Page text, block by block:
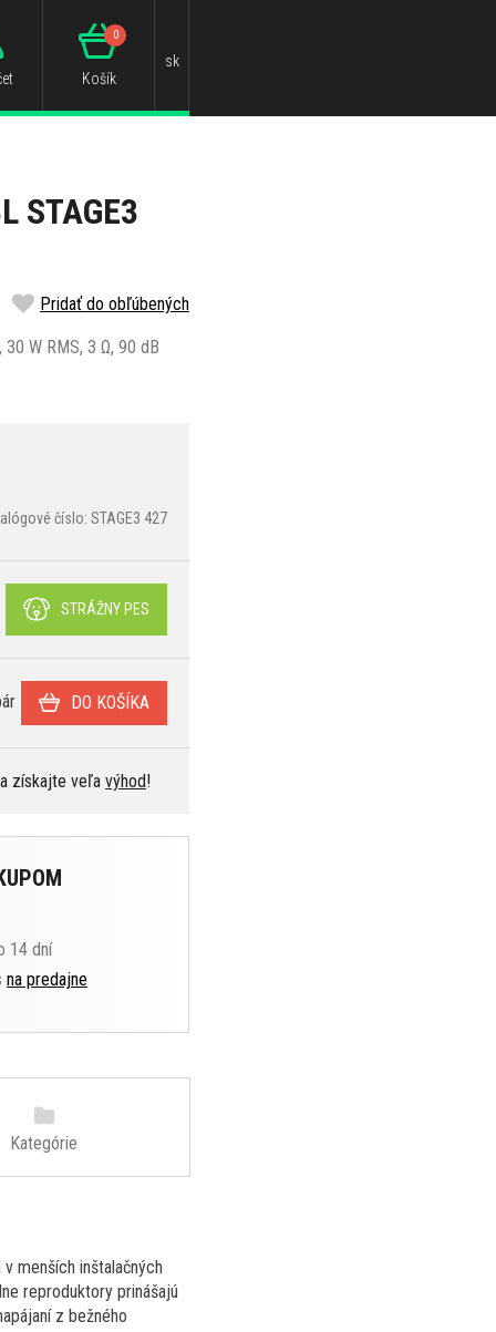
Košík
0
sk
STAGE3
Pridať do obľúbených
W RMS, 3 Ω, 90 dB
číslo: STAGE3 427
STRÁŽNY PES
DO KOŠÍKA
získajte veľa výhod!
14 dní
na predajne
Kategórie
menších inštalačných
reproduktory prinášajú
z bežného